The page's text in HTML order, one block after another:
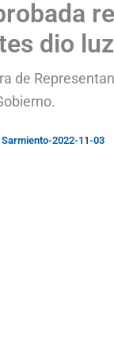
dio
de
-2022-11-03